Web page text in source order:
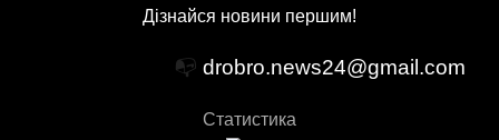
Дізнайся новини першим!
📭 drobro.news24@gmail.com
Статистика